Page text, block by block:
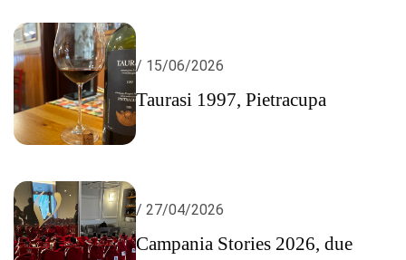
/ 15/06/2026
Taurasi 1997, Pietracupa
/ 27/04/2026
Campania Stories 2026, due